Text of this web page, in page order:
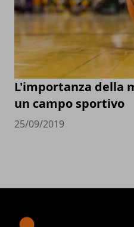
L'importanza della
un campo sportivo
25/09/2019